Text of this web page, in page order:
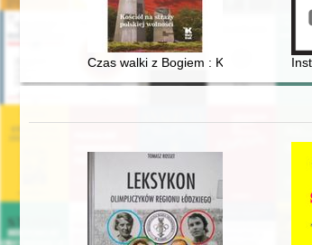
Czas walki z Bogiem : Kościół na